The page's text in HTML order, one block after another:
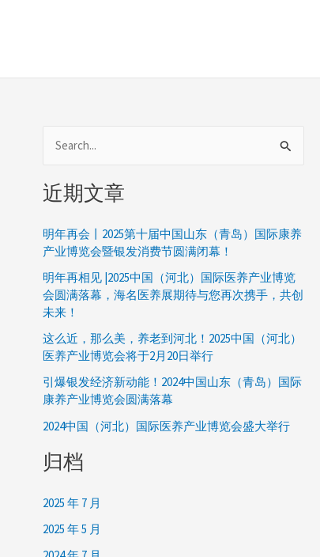
：
近期文章
明年再会丨2025第十届中国山东（青岛）国际康养
产业博览会暨银发消费节圆满闭幕！
明年再相见 |2025中国（河北）国际医养产业博览
会圆满落幕，海名医养展期待与您再次携手，共创
未来！
这么近，那么美，养老到河北！2025中国（河北）
医养产业博览会将于2月20日举行
引爆银发经济新动能！2024中国山东（青岛）国际
康养产业博览会圆满落幕
2024中国（河北）国际医养产业博览会盛大举行
归档
2025 年 7 月
2025 年 5 月